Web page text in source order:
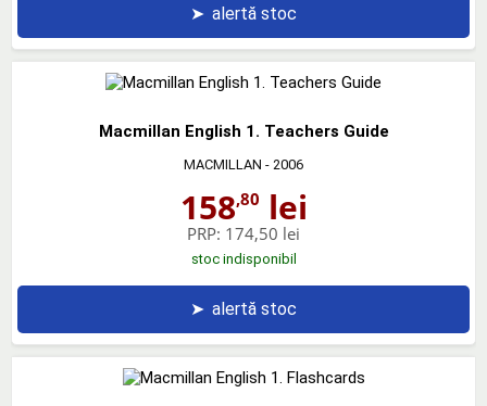
➤ alertă stoc
Macmillan English 1. Teachers Guide
MACMILLAN - 2006
158,80 lei
PRP: 174,50 lei
stoc indisponibil
➤ alertă stoc